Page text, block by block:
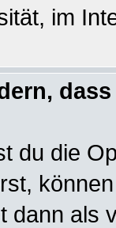
im
du die
dann als